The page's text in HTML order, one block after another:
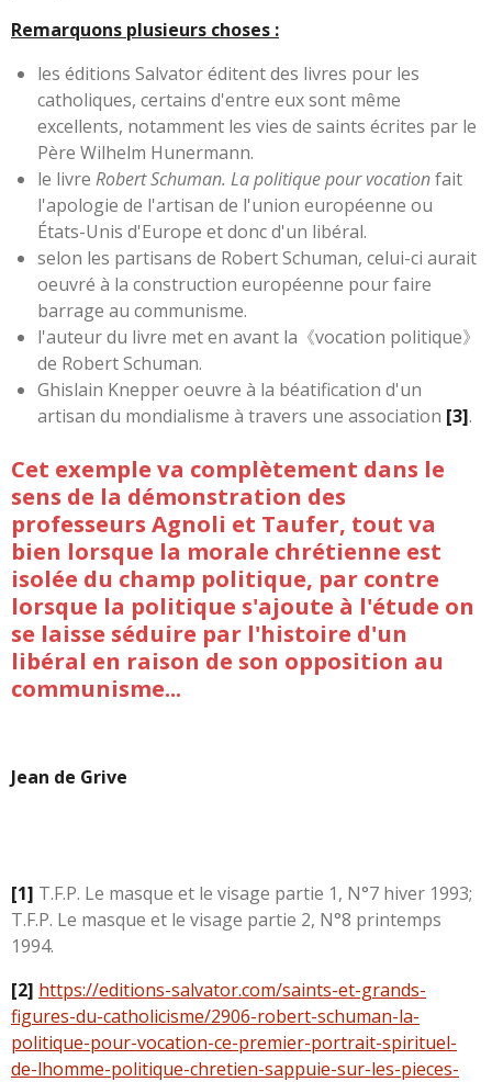
Remarquons plusieurs choses :
les éditions Salvator éditent des livres pour les
catholiques, certains d'entre eux sont même
excellents, notamment les vies de saints écrites par le
Père Wilhelm Hunermann.
le livre Robert Schuman. La politique pour vocationfait
l'apologie de l'artisan de l'union européenne ou
États-Unis d'Europe et donc d'un libéral.
selon les partisans de Robert Schuman, celui-ci aurait
oeuvré à la construction européenne pour faire
barrage au communisme.
l'auteur du livre met en avant la《vocation politique》
de Robert Schuman.
Ghislain Knepper oeuvre à la béatification d'un
artisan du mondialisme à travers une association [3].
Cet exemple va complètement dans le
sens de la démonstration des
professeurs Agnoli et Taufer, tout va
bien lorsque la morale chrétienne est
isolée du champ politique, par contre
lorsque la politique s'ajoute à l'étude on
se laisse séduire par l'histoire d'un
libéral en raison de son opposition au
communisme...
Jean de Grive
[1] T.F.P. Le masque et le visage partie 1, N°7 hiver 1993;
T.F.P. Le masque et le visage partie 2, N°8 printemps
1994.
[2] https://editions-salvator.com/saints-et-grands-
figures-du-catholicisme/2906-robert-schuman-la-
politique-pour-vocation-ce-premier-portrait-spirituel-
de-lhomme-politique-chretien-sappuie-sur-les-pieces-